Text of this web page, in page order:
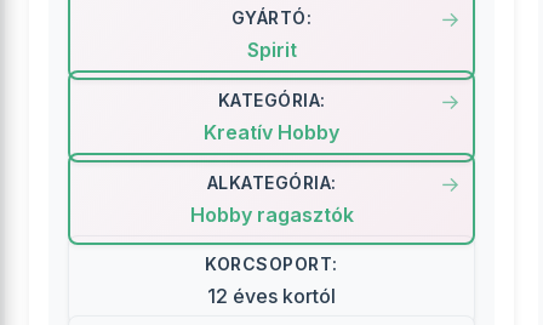
GYÁRTÓ:
Spirit
KATEGÓRIA:
Kreatív Hobby
ALKATEGÓRIA:
Hobby ragasztók
KORCSOPORT:
12 éves kortól